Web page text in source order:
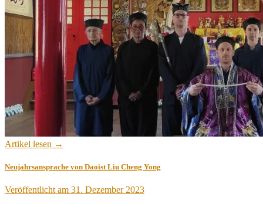
Artikel lesen →
Neujahrsansprache von Daoist Liu Cheng Yong
Veröffentlicht am 31. Dezember 2023